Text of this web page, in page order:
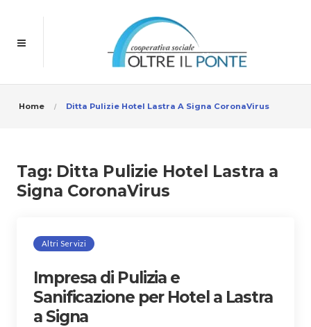
Home Ditta Pulizie Hotel Lastra A Signa CoronaVirus
Tag: Ditta Pulizie Hotel Lastra a
Signa CoronaVirus
Altri Servizi
Impresa di Pulizia e
Sanificazione per Hotel a Lastra
a Signa